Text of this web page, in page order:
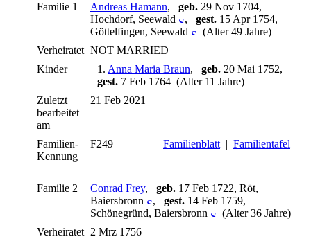
Familie 1 Andreas Hamann, geb. 29 Nov 1704,
Hochdorf, Seewald
, gest. 15 Apr 1754,
Göttelfingen, Seewald
(Alter 49 Jahre)
Verheiratet NOT MARRIED
Kinder
1. Anna Maria Braun, geb. 20 Mai 1752,
gest. 7 Feb 1764 (Alter 11 Jahre)
Zuletzt
bearbeitet
am
21 Feb 2021
Familien-
Kennung
F249 Familienblatt| Familientafel
Familie 2 Conrad Frey, geb. 17 Feb 1722, Röt,
Baiersbronn
, gest. 14 Feb 1759,
Schönegründ, Baiersbronn
(Alter 36 Jahre)
Verheiratet 2 Mrz 1756